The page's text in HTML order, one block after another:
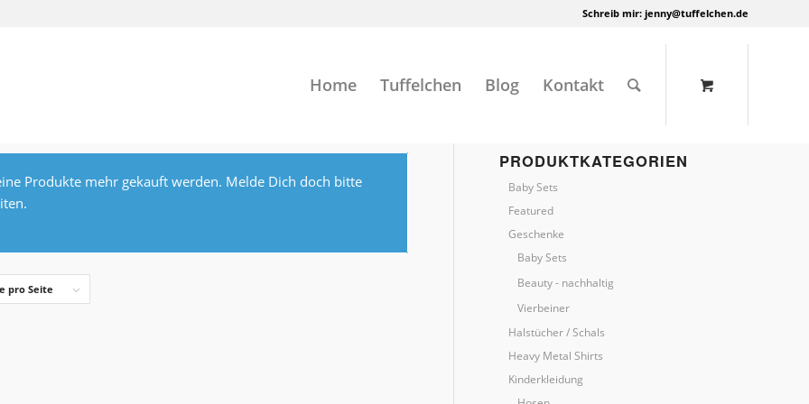
Schreib mir: jenny@tuffelchen.de
Home Tuffelchen Blog Kontakt
Produkte mehr gekauft werden. Melde Dich doch bitte
pro Seite
PRODUKTKATEGORIEN
Baby Sets
Featured
Geschenke
Baby Sets
Beauty - nachhaltig
Vierbeiner
Halstücher / Schals
Heavy Metal Shirts
Kinderkleidung